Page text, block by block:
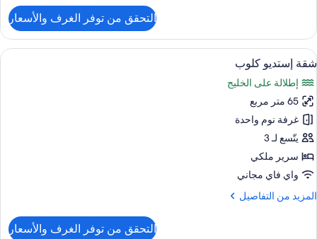
Premier
Suite,
1
Bed,
City
View,
Lounge
Access
التحقق من توفر الغرف والأسعار
استعراض
جميع
صور
شقة
إستديو
كلوب
أغطية فراش متميزة وميني بار وخزنة
5
شقة إستديو كلوب
إطلالة على الخليج
65 متر مربع
غرفة نوم واحدة
يتّسع لـ 3
سرير ملكي
واي فاي مجاني
المزيد من التفاصيل
المزيد
التحقق من توفر الغرف والأسعار